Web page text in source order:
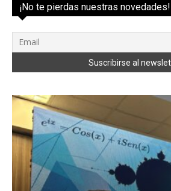
¡No te pierdas nuestras novedades!